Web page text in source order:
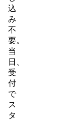
込
み
不
要。
当
日、
受
付
で
ス
タ